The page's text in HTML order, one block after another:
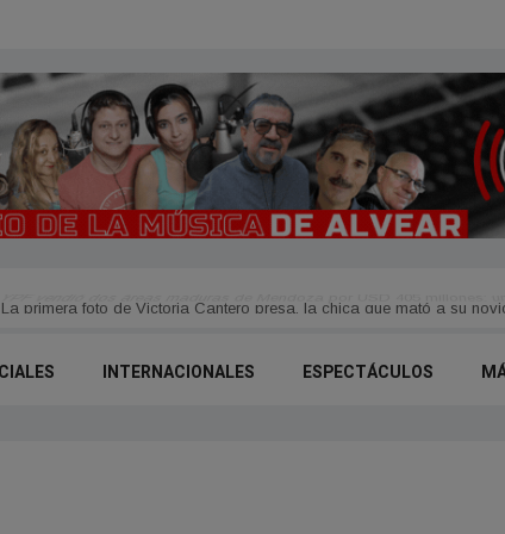
INTERNACIONALES ESPECTÁCULOS